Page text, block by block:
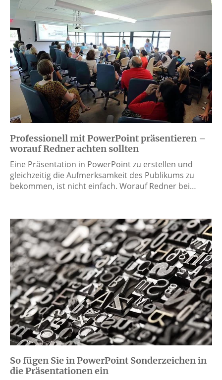
Professionell mit PowerPoint präsentieren –
worauf Redner achten sollten
Eine Präsentation in PowerPoint zu erstellen und
gleichzeitig die Aufmerksamkeit des Publikums zu
bekommen, ist nicht einfach. Worauf Redner bei…
So fügen Sie in PowerPoint Sonderzeichen in
die Präsentationen ein